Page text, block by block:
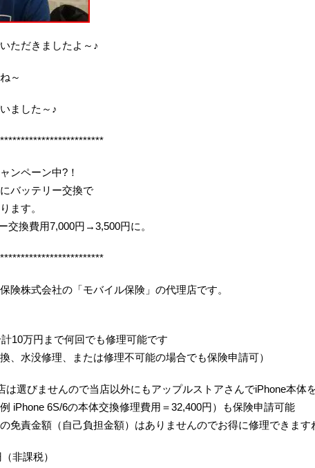
ただきましたよ～♪
～
ました～♪
ンペーン中?！
バッテリー交換で
ます。
交換費用7,000円→3,500円に。
険株式会社の「モバイル保険」の代理店です。
10万円まで何回でも修理可能です
、水没修理、または修理不可能の場合でも保険申請可）
は選びませんので当店以外にもアップルストアさんでiPhone本体
iPhone 6S/6の本体交換修理費用＝32,400円）も保険申請可能
免責金額（自己負担金額）はありませんのでお得に修理できます
非課税）